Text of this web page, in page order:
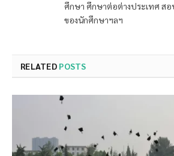
ศึกษา ศึกษาต่อต่างประเทศ สอ
ของนักศึกษาฯลฯ
RELATED POSTS